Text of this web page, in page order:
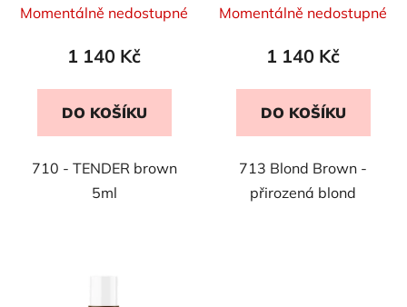
Momentálně nedostupné
1 140 Kč
DO KOŠÍKU
710 - TENDER brown
5ml
Momentálně nedostupné
1 140 Kč
DO KOŠÍKU
713 Blond Brown -
přirozená blond